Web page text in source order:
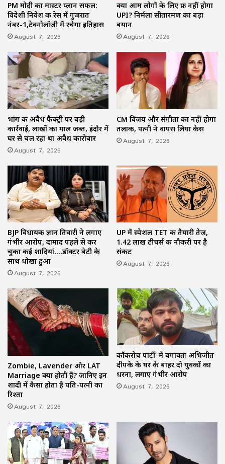
PM मोदी का मास्टर प्लान सफल:
विदेशी निवेश की रेस में गुजरात
नंबर-1,टेक्नोलॉजी में रचेगा इतिहास
August 7, 2026
क्या आम लोगों के लिए फ्री नहीं होगा
UPI? निर्मला सीतारमण का बड़ा
बयान
August 7, 2026
भांग की अवैध फैक्ट्री पर बड़ी
कार्रवाई, लाखों का माल जब्त, इंदौर में
घर से चल रहा था अवैध कारोबार
August 7, 2026
CM विजय और संगीता का नहीं होगा
तलाक, पत्नी ने वापस लिया केस
August 7, 2026
BJP विधायक ज्ञान तिवारी ने लगाए
गंभीर आरोप, दामाद पहले से कर
चुका कई शादियां….डॉक्टर बेटी के
साथ धोखा हुआ
August 7, 2026
UP में स्पेशल TET की तैयारी तेज,
1.42 लाख टीचर्स की नौकरी पर है
संकट
August 7, 2026
Zombie, Lavender और LAT
Marriage क्या होती हैं? जानिए इन
शादी में कैसा होता है पति-पत्नी का
रिश्ता
August 7, 2026
कॉकरोच पार्टी’ में बगावतः अभिजीत
दीपके के घर के बाहर दो युवकों का
धरना, लगाए गंभीर आरोप
August 7, 2026